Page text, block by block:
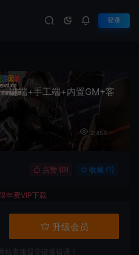
登录
键端+手工端+内置GM+客
2,454
点赞 (0) 收藏 (1)
年费VIP下载
升级会员
站客服提交链接错误！